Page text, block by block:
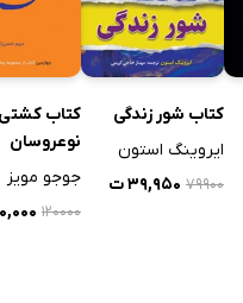
کتاب شور زندگی
ایروینگ استون
۷۹۹۰۰ ۳۹,۹۵۰ ت
کتاب
نوعروسان
جوجو مویز
۱۲۰۰۰۰